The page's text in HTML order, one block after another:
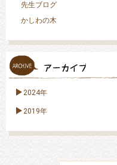
先生ブログ
かしわの木
2024年
2019年